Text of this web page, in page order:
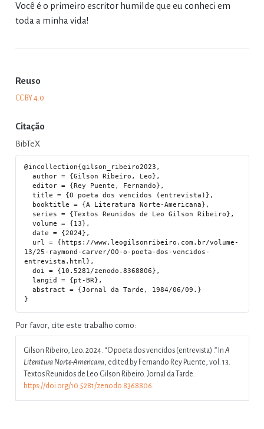
Você é o primeiro escritor humilde que eu conheci em
toda a minha vida!
Reuso
CC BY 4.0
Citação
BibTeX
@incollection{gilson_ribeiro2023,
  author = {Gilson Ribeiro, Leo},
  editor = {Rey Puente, Fernando},
  title = {O poeta dos vencidos (entrevista)},
  volume = {13},
  date = {2024},
13/25-raymond-carver/00-o-poeta-dos-vencidos-
entrevista.html},
  doi = {10.5281/zenodo.8368806},
  abstract = {Jornal da Tarde, 1984/06/09.}
Por favor, cite este trabalho como:
Gilson Ribeiro, Leo. 2024. “O poeta dos vencidos (entrevista) .” InA
Literatura Norte-Americana, edited by Fernando Rey Puente, vol. 13.
Textos Reunidos de Leo Gilson Ribeiro. Jornal da Tarde.
https://doi.org/10.5281/zenodo.8368806